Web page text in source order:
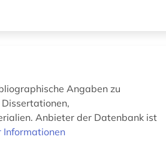
Angaben zu
Anbieter der Datenbank ist
Informationen